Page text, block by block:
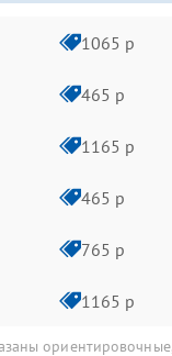
1065 р
465 р
1165 р
465 р
765 р
1165 р